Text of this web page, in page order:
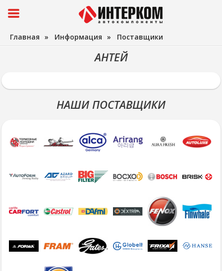
Главная » Информация » Поставщики
АНТЕЙ
НАШИ ПОСТАВЩИКИ